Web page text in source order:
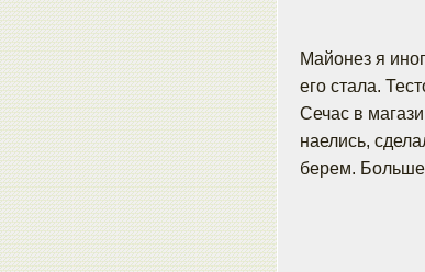
Майонез я
его стала.
Сечас в
наелись,
берем.